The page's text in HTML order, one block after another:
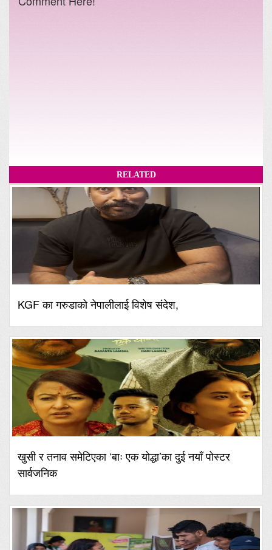
RELATED
KGF का गरुडाको नेपालीलाई विशेष संदेश,
खुसी र तनाव समेटिएका ‘बाः एक योद्धा’का दुई नयाँ पोस्टर
सार्वजनिक